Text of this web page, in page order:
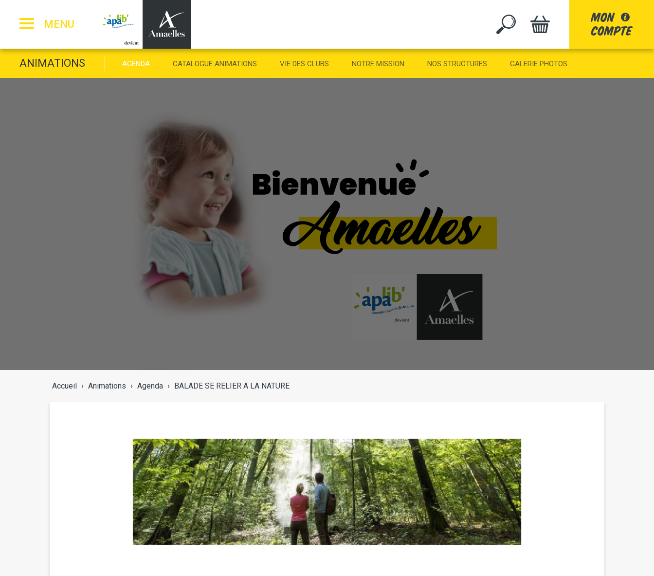
MENU
mon
compte
ANIMATIONS AGENDA CATALOGUE ANIMATIONS VIE DES CLUBS NOTRE MISSION NOS STRUCTURES GALERIE PHOTOS
Accueil › Animations › Agenda › BALADE SE RELIER A LA NATURE